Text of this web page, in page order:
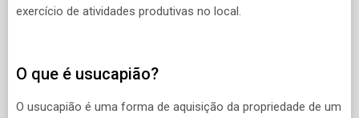
exercício de atividades produtivas no local.
O que é usucapião?
O usucapião é uma forma de aquisição da propriedade de um